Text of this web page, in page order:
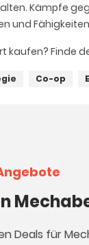
Kämpfe
und
kaufen? Finde
Co-op
Deals für